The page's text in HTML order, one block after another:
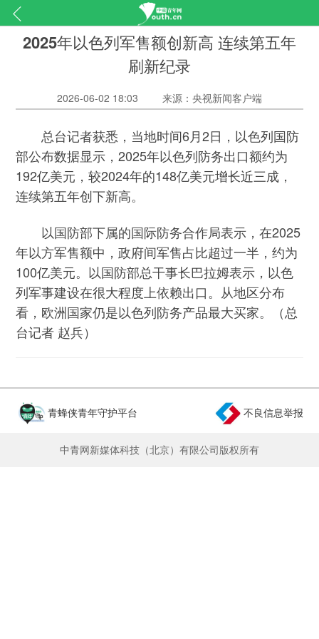
2025年以色列军售额创新高 连续第五年
刷新纪录
2026-06-02 18:03 来源：央视新闻客户端
总台记者获悉，当地时间6月2日，以色列国防
部公布数据显示，2025年以色列防务出口额约为
192亿美元，较2024年的148亿美元增长近三成，
连续第五年创下新高。
以国防部下属的国际防务合作局表示，在2025
年以方军售额中，政府间军售占比超过一半，约为
100亿美元。以国防部总干事长巴拉姆表示，以色
列军事建设在很大程度上依赖出口。从地区分布
看，欧洲国家仍是以色列防务产品最大买家。（总
台记者 赵兵）
青蜂侠青年守护平台 不良信息举报
中青网新媒体科技（北京）有限公司版权所有